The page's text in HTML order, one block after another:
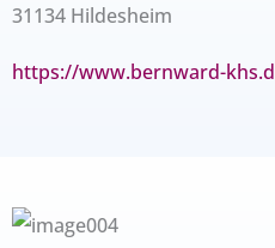
31134 Hildesheim
https://www.bernward-